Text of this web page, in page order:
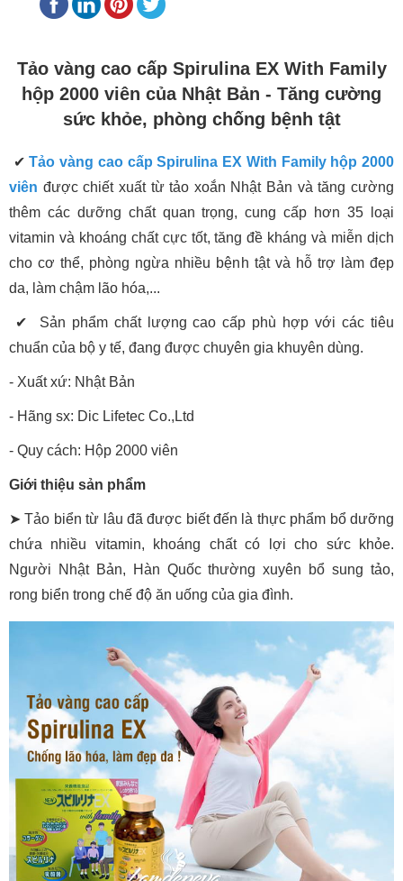
Tảo vàng cao cấp Spirulina EX With Family
hộp 2000 viên của Nhật Bản - Tăng cường
sức khỏe, phòng chống bệnh tật
✔Tảo vàng cao cấp Spirulina EX With Family hộp 2000
viên được chiết xuất từ tảo xoắn Nhật Bản và tăng cường
thêm các dưỡng chất quan trọng, cung cấp hơn 35 loại
vitamin và khoáng chất cực tốt, tăng đề kháng và miễn dịch
cho cơ thể, phòng ngừa nhiều bệnh tật và hỗ trợ làm đẹp
da, làm chậm lão hóa,...
✔ Sản phẩm chất lượng cao cấp phù hợp với các tiêu
chuẩn của bộ y tế, đang được chuyên gia khuyên dùng.
- Xuất xứ: Nhật Bản
- Hãng sx: Dic Lifetec Co.,Ltd
- Quy cách: Hộp 2000 viên
Giới thiệu sản phẩm
➤ Tảo biển từ lâu đã được biết đến là thực phẩm bổ dưỡng
chứa nhiều vitamin, khoáng chất có lợi cho sức khỏe.
Người Nhật Bản, Hàn Quốc thường xuyên bổ sung tảo,
rong biển trong chế độ ăn uống của gia đình.